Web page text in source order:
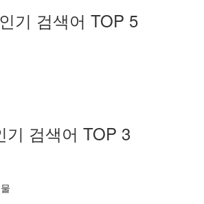
기 검색어 TOP 5
기 검색어 TOP 3